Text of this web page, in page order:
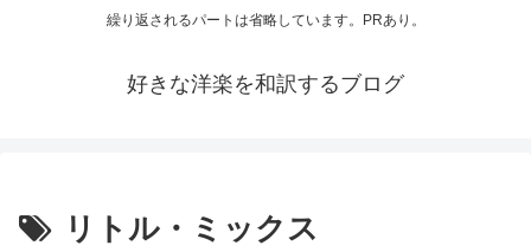
繰り返されるパートは省略しています。PRあり。
好きな洋楽を和訳するブログ
リトル・ミックス